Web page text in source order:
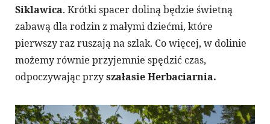
Siklawica. Krótki spacer doliną będzie świetną
zabawą dla rodzin z małymi dziećmi, które
pierwszy raz ruszają na szlak. Co więcej, w dolinie
możemy równie przyjemnie spędzić czas,
odpoczywając przyszałasie Herbaciarnia.